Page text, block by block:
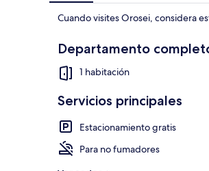
Cuando visites Orosei, considera
Departamento
1 habitación
Servicios principales
Estacionamiento gratis
Para no fumadores